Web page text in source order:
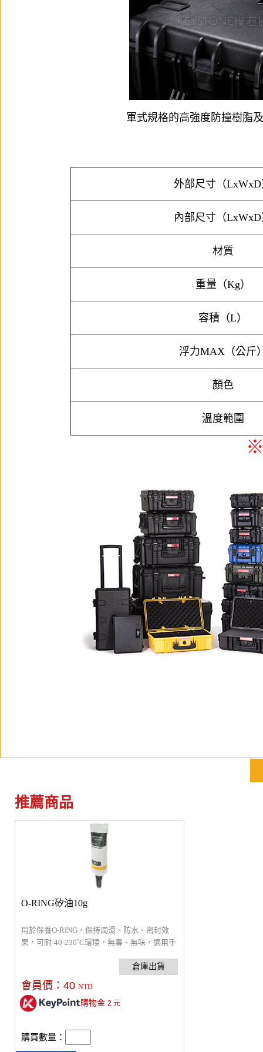
軍式規格的高強度防撞樹脂
外部尺寸（
內部尺寸（
材質
重量（Kg）
容積（L）
浮力MAX（公斤
顏色
溫度範圍
※
推薦商品
O-RING矽油10g
用於保養O-RING，保持潤滑、防水、密封效
果，可耐-40-230˚C環境，無毒、無味，適用手
會員價： 40 NTD
購物金 2 元
購買數量：